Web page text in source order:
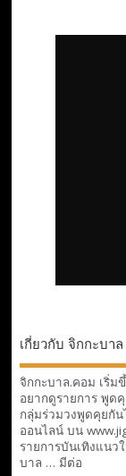
เกี่ยวกับ จิกกะบาล
จิกกะบาล.คอม เริ่ม
อยากดูรายการ พูด
กลุ่มร่วมวงพูดคุยกัน
ออนไลน์ บน
รายการบันเทิงแนว
บาล … มีต่อ